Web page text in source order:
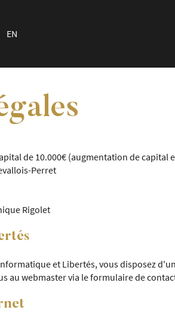
EN
de 10.000€ (augmentation de capital
Perret
Rigolet
et Libertés, vous disposez
au webmaster via le formulaire de